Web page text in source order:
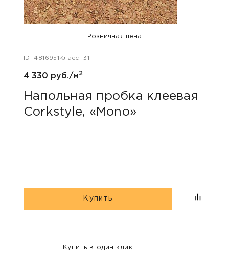
Розничная цена
ID: 4816951 Класс: 31
4 330 руб./м2
Напольная пробка клеевая
Corkstyle, «Mono»
Купить
Купить в один клик